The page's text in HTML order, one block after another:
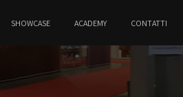
SHOWCASE ACADEMY CONTATTI